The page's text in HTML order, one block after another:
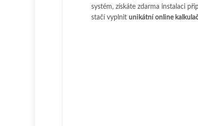
systém, získáte zdarma instalaci
stačí vyplnit unikátní online